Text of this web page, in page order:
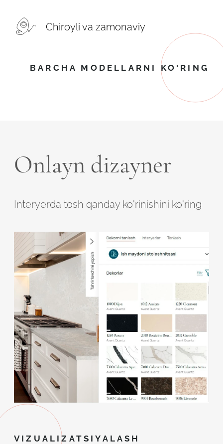
Chiroyli va zamonaviy
BARCHA MODELLARNI KO'RING
Onlayn dizayner
Interyerda tosh qanday ko'rinishini ko'ring
VIZUALIZATSIYALASH